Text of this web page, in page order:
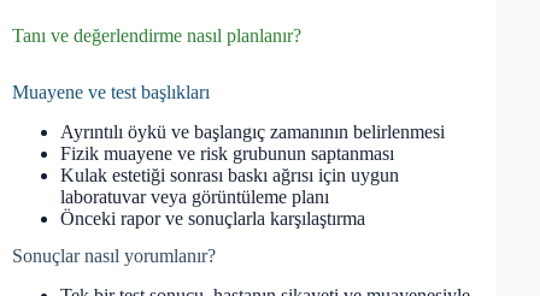
Tanı ve değerlendirme nasıl planlanır?
Muayene ve test başlıkları
Ayrıntılı öykü ve başlangıç zamanının belirlenmesi
Fizik muayene ve risk grubunun saptanması
Kulak estetiği sonrası baskı ağrısı için uygun
laboratuvar veya görüntüleme planı
Önceki rapor ve sonuçlarla karşılaştırma
Sonuçlar nasıl yorumlanır?